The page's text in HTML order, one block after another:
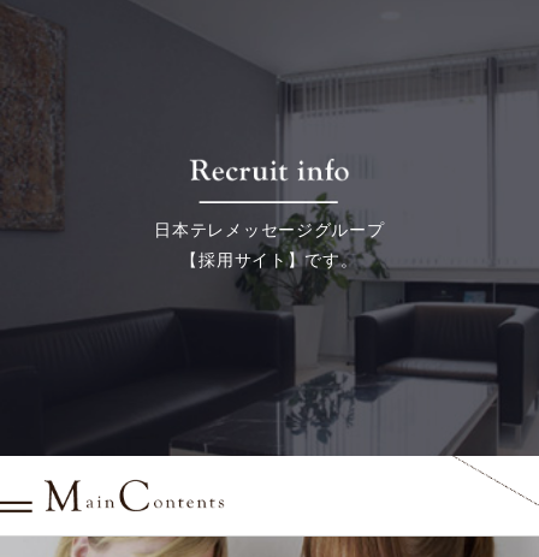
日本テレメッセージグループ
【採用サイト】です。